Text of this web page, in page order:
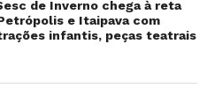
de Inverno chega à reta
e Itaipava com
infantis, peças teatrais